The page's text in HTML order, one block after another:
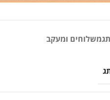
משלוחים ומעקב